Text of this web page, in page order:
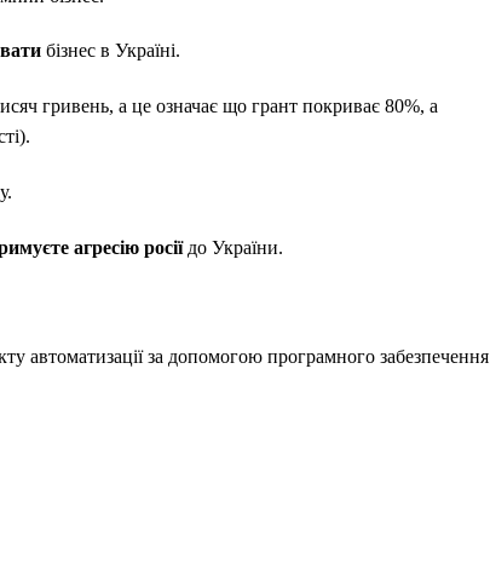
бізнес в Україні.
гривень, а це означає що грант покриває 80%, а
агресію росіїдо України.
автоматизації за допомогою програмного забезпечення